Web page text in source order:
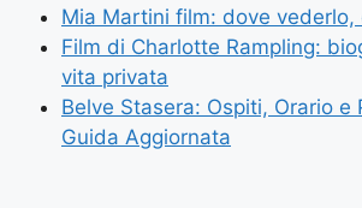
Mia Martini film: dove vederlo,
Film di Charlotte Rampling:
vita privata
Belve Stasera: Ospiti, Orario e
Guida Aggiornata